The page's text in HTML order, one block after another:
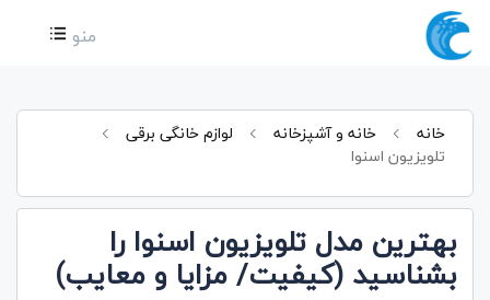
منو
خانه خانه و آشپزخانه
لوازم خانگی برقی
تلویزیون اسنوا
بهترین مدل تلویزیون اسنوا را
بشناسید (کیفیت/ مزایا و معایب)